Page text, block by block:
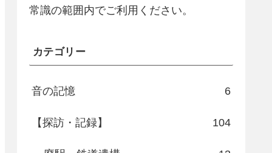
常識の範囲内でご利用ください。
カテゴリー
音の記憶 6
【探訪・記録】 104